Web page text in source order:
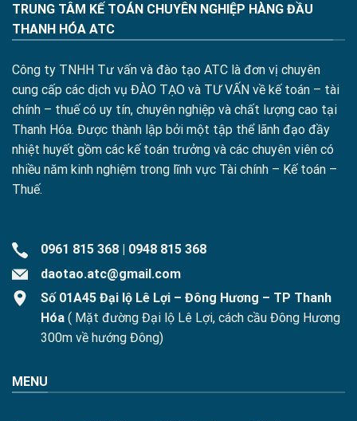
TRUNG TÂM KẾ TOÁN CHUYÊN NGHIỆP HÀNG ĐẦU
THANH HÓA ATC
Công ty TNHH Tư vấn và đào tạo ATC là đơn vị chuyên
cung cấp các dịch vụ ĐÀO TẠO và TƯ VẤN về kế toán – tài
chính – thuế có uy tín, chuyên nghiệp và chất lượng cao tại
Thanh Hóa. Được thành lập bởi một tập thể lãnh đạo đầy
nhiệt huyết gồm các kế toán trưởng và các chuyên viên có
nhiều năm kinh nghiệm trong lĩnh vực Tài chính – Kế toán –
Thuế.
0961 815 368
0948 815 368
daotao.atc@gmail.com
Số 01A45 Đại lộ Lê Lợi – Đông Hương – TP Thanh
Hóa ( Mặt đường Đại lộ Lê Lợi, cách cầu Đông Hương
300m về hướng Đông)
MENU